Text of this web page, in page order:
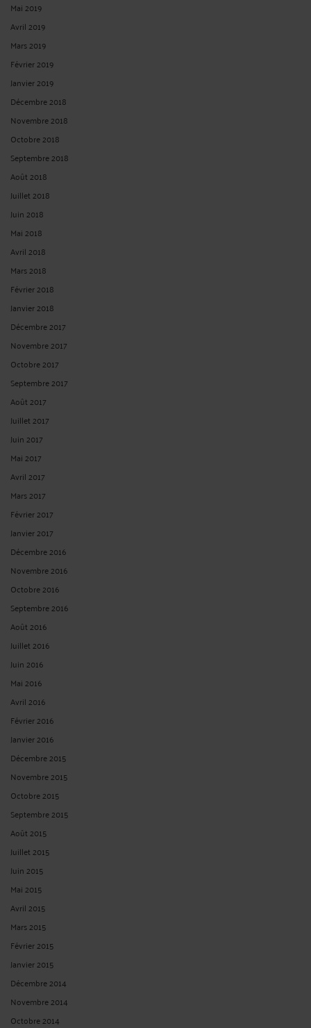
Mai 2019
Avril 2019
Mars 2019
Février 2019
Janvier 2019
Décembre 2018
Novembre 2018
Octobre 2018
Septembre 2018
Août 2018
Juillet 2018
Juin 2018
Mai 2018
Avril 2018
Mars 2018
Février 2018
Janvier 2018
Décembre 2017
Novembre 2017
Octobre 2017
Septembre 2017
Août 2017
Juillet 2017
Juin 2017
Mai 2017
Avril 2017
Mars 2017
Février 2017
Janvier 2017
Décembre 2016
Novembre 2016
Octobre 2016
Septembre 2016
Août 2016
Juillet 2016
Juin 2016
Mai 2016
Avril 2016
Février 2016
Janvier 2016
Décembre 2015
Novembre 2015
Octobre 2015
Septembre 2015
Août 2015
Juillet 2015
Juin 2015
Mai 2015
Avril 2015
Mars 2015
Février 2015
Janvier 2015
Décembre 2014
Novembre 2014
Octobre 2014